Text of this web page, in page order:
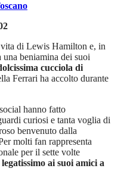
vita di Lewis Hamilton e, in
una beniamina dei suoi
cucciola di
Ferrari ha accolto durante
hanno fatto
curiosi e tanta voglia di
benvenuto dalla
molti fan rappresenta
per il sette volte
ai suoi amici a